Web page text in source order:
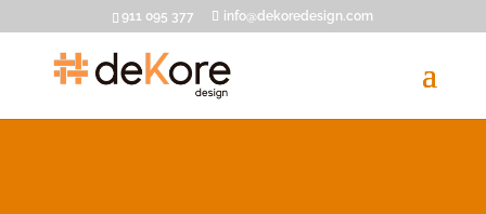
911 095 377 info@dekoredesign.com